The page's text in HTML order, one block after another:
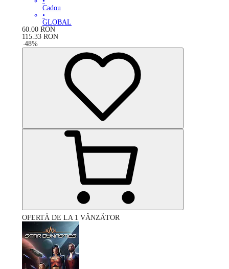
Cadou
•
GLOBAL
60.00 RON
115.33 RON
-48%
OFERTĂ DE LA 1 VÂNZĂTOR